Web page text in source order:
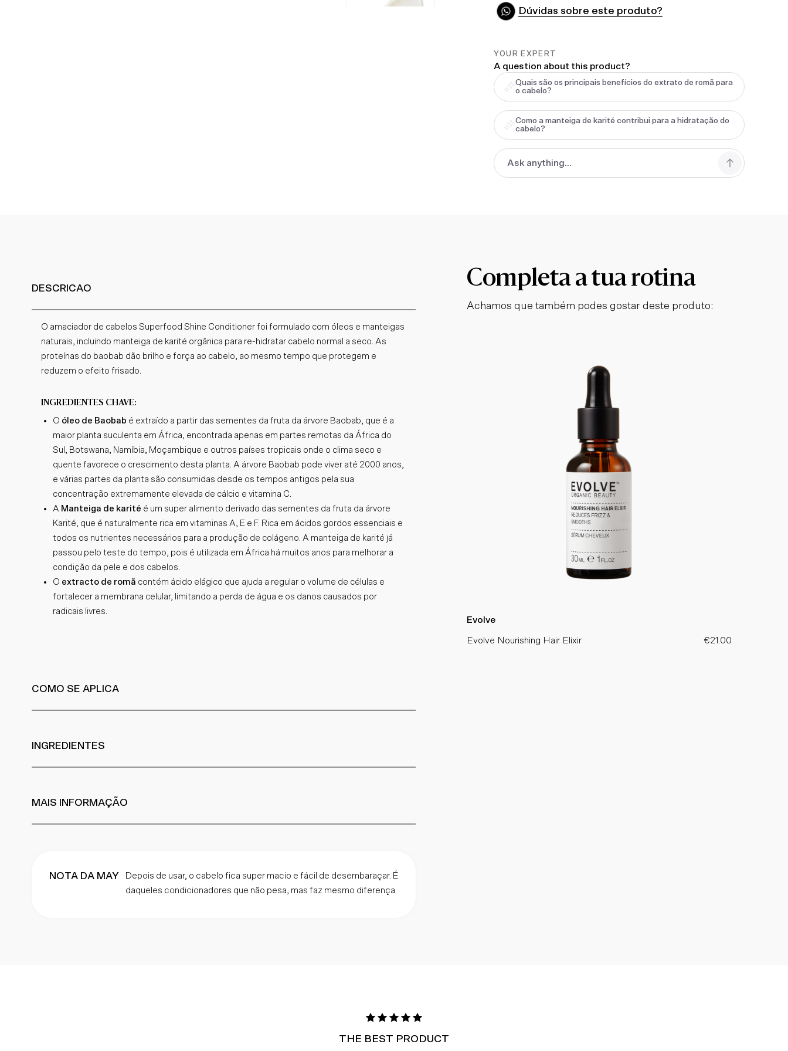
Dúvidas sobre este produto?
YOUR EXPERT
A question about this product?
Quais são os principais benefícios do extrato de romã para
o cabelo?
Como a manteiga de karité contribui para a hidratação do
cabelo?
DESCRICAO
O amaciador de cabelos Superfood Shine Conditioner foi formulado com óleos e manteigas
naturais, incluindo manteiga de karité orgânica para re-hidratar cabelo normal a seco. As
proteínas do baobab dão brilho e força ao cabelo, ao mesmo tempo que protegem e
reduzem o efeito frisado.
INGREDIENTES CHAVE:
O óleo de Baobab é extraído a partir das sementes da fruta da árvore Baobab, que é a
maior planta suculenta em África, encontrada apenas em partes remotas da África do
Sul, Botswana, Namíbia, Moçambique e outros países tropicais onde o clima seco e
quente favorece o crescimento desta planta. A árvore Baobab pode viver até 2000 anos,
e várias partes da planta são consumidas desde os tempos antigos pela sua
concentração extremamente elevada de cálcio e vitamina C.
A Manteiga de karité é um super alimento derivado das sementes da fruta da árvore
Karité, que é naturalmente rica em vitaminas A, E e F. Rica em ácidos gordos essenciais e
todos os nutrientes necessários para a produção de colágeno. A manteiga de karité já
passou pelo teste do tempo, pois é utilizada em África há muitos anos para melhorar a
condição da pele e dos cabelos.
O extracto de romã contém ácido elágico que ajuda a regular o volume de células e
fortalecer a membrana celular, limitando a perda de água e os danos causados por
radicais livres.
COMO SE APLICA
INGREDIENTES
MAIS INFORMAÇÃO
NOTA DA MAY
Depois de usar, o cabelo fica super macio e fácil de desembaraçar. É
daqueles condicionadores que não pesa, mas faz mesmo diferença.
Completa a tua rotina
Achamos que também podes gostar deste produto:
Evolve
Evolve Nourishing Hair Elixir €21.00
THE BEST PRODUCT